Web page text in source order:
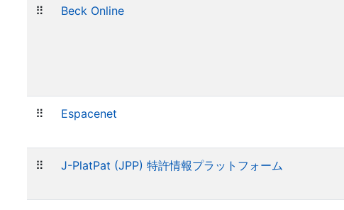
⠿ Beck Online
⠿ Espacenet
⠿ J-PlatPat (JPP) 特許情報プラットフォーム